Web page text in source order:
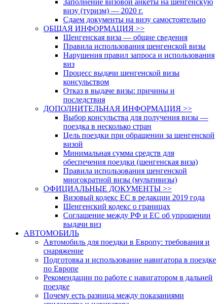
визу (туризм) — 2020 г.
Сдаем документы на визу самостоятельно
ОБЩАЯ ИНФОРМАЦИЯ >>
Шенгенская виза — общие сведения
Правила использования шенгенской визы
Нарушения правил запроса и использования
виз
Процесс выдачи шенгенской визы
консульством
Отказ в выдаче визы: причины и
последствия
ДОПОЛНИТЕЛЬНАЯ ИНФОРМАЦИЯ >>
Выбор консульства для получения визы —
поездка в несколько стран
Цель поездки при обращении за шенгенской
визой
Минимальная сумма средств для
обеспечения поездки (шенгенская виза)
Правила использования шенгенской
многократной визы (мультивизы)
ОФИЦИАЛЬНЫЕ ДОКУМЕНТЫ >>
Визовый кодекс ЕС в редакции 2019 года
Шенгенский кодекс о границах
Соглашение между РФ и ЕС об упрощении
выдачи виз
АВТОМОБИЛЬ
Автомобиль для поездки в Европу: требования и
снаряжение
Подготовка и использование навигатора в поездке
по Европе
Рекомендации по работе с навигатором в дальней
поездке
Почему есть разница между показаниями